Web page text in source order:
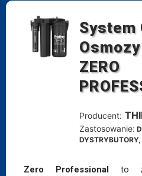
System
ZERO
Producent:
Zastosowanie:
Zero Professionalto